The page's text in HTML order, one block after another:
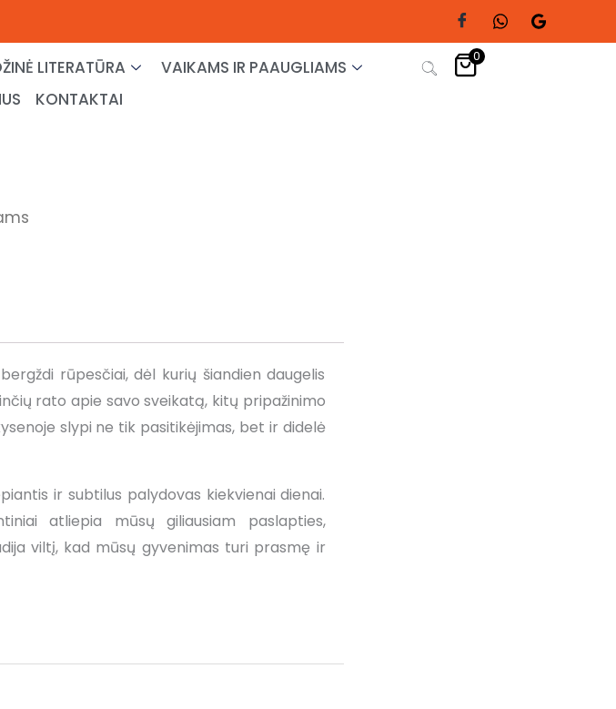
LITERATŪRA
VAIKAMS IR PAAUGLIAMS
KONTAKTAI
0
rūpesčiai, dėl kurių šiandien daugelis
rato apie savo sveikatą, kitų pripažinimo
slypi ne tik pasitikėjimas, bet ir didelė
ir subtilus palydovas kiekvienai dienai.
atliepia mūsų giliausiam paslapties,
viltį, kad mūsų gyvenimas turi prasmę ir